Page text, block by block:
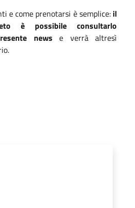
e come prenotarsi è semplice:il
è possibile consultarlo
news e verrà altresì